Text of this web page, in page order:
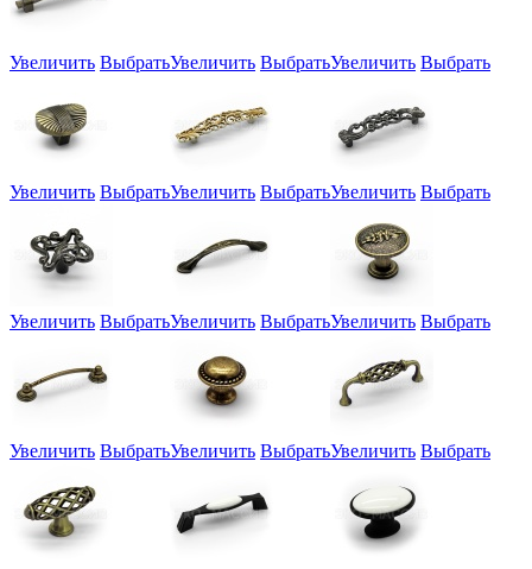
Увеличить ВыбратьУвеличить ВыбратьУвеличить Выбрать
Увеличить ВыбратьУвеличить ВыбратьУвеличить Выбрать
Увеличить ВыбратьУвеличить ВыбратьУвеличить Выбрать
Увеличить ВыбратьУвеличить ВыбратьУвеличить Выбрать